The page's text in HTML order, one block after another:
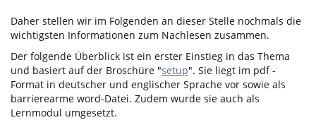
Daher stellen wir im Folgenden an dieser Stelle nochmals die
wichtigsten Informationen zum Nachlesen zusammen.
Der folgende Überblick ist ein erster Einstieg in das Thema
und basiert auf der Broschüre "setup". Sie liegt im pdf -
Format in deutscher und englischer Sprache vor sowie als
barrierearme word-Datei. Zudem wurde sie auch als
Lernmodul umgesetzt.